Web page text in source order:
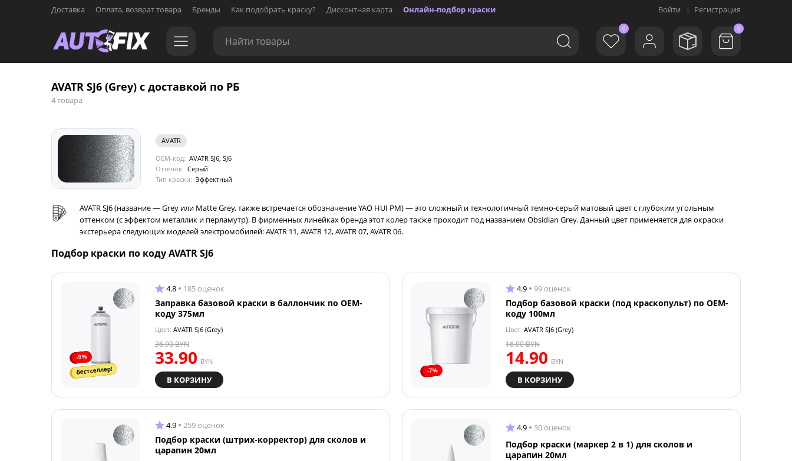
Доставка Оплата, возврат товара Бренды Как подобрать краску? Дисконтная карта Онлайн-подбор краски Войти | Регистрация
0 0
AVATR SJ6 (Grey) с доставкой по РБ
4 товара
AVATR
OEM-код: AVATR SJ6, SJ6
Оттенок: Серый
Тип краски: Эффектный
AVATR SJ6 (название — Grey или Matte Grey, также встречается обозначение YAO HUI PM) — это сложный и технологичный темно-серый матовый цвет с глубоким угольным
оттенком (с эффектом металлик и перламутр). В фирменных линейках бренда этот колер также проходит под названием Obsidian Grey. Данный цвет применяется для окраски
экстерьера следующих моделей электромобилей: AVATR 11, AVATR 12, AVATR 07, AVATR 06.
Подбор краски по коду AVATR SJ6
-9%
бестселлер!
4.8 185 оценок
Заправка базовой краски в баллончик по OEM-
коду 375мл
Цвет: AVATR SJ6 (Grey)
33.90 BYN
36.90BYN
В КОРЗИНУ
-7%
4.9 99 оценок
Подбор базовой краски (под краскопульт) по OEM-
коду 100мл
Цвет: AVATR SJ6 (Grey)
14.90 BYN
16.00BYN
В КОРЗИНУ
4.9 259 оценок
Подбор краски (штрих-корректор) для сколов и
царапин 20мл
4.9 30 оценок
Подбор краски (маркер 2 в 1) для сколов и
царапин 20мл